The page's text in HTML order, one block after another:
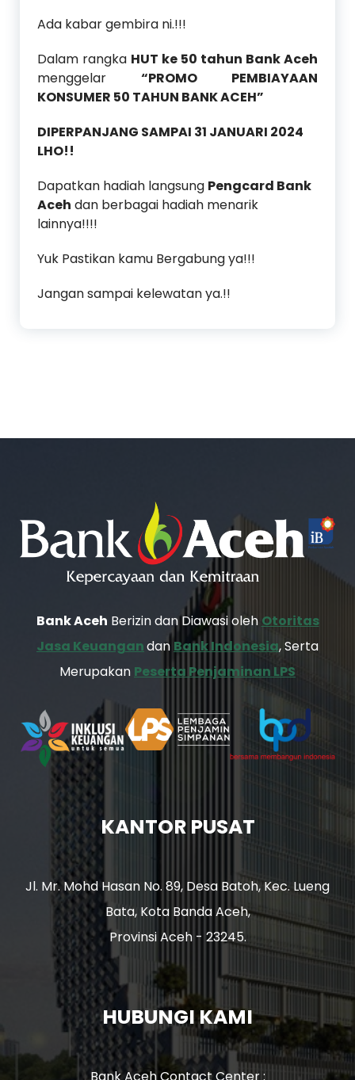
Ada kabar gembira ni.!!!
Dalam rangka HUT ke 50 tahun Bank Aceh
menggelar “PROMO PEMBIAYAAN
KONSUMER 50 TAHUN BANK ACEH”
DIPERPANJANG SAMPAI 31 JANUARI 2024
LHO!!
Dapatkan hadiah langsung Pengcard Bank
Aceh dan berbagai hadiah menarik
lainnya!!!!
Yuk Pastikan kamu Bergabung ya!!!
Jangan sampai kelewatan ya.!!
Bank Aceh Berizin dan Diawasi oleh Otoritas
Jasa Keuangandan Bank Indonesia, Serta
Merupakan Peserta Penjaminan LPS
KANTOR PUSAT
Jl. Mr. Mohd Hasan No. 89, Desa Batoh, Kec. Lueng
Bata, Kota Banda Aceh,
Provinsi Aceh - 23245.
HUBUNGI KAMI
Bank Aceh Contact Center :